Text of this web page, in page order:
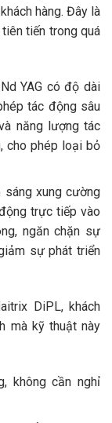
hàng. Đây là
tiến trong quá
YAG có độ dài
tác động sâu
năng lượng tác
cho phép loại bỏ
xung cường
trực tiếp vào
ngăn chặn sự
sự phát triển
DiPL, khách
mà kỹ thuật này
không cần nghỉ